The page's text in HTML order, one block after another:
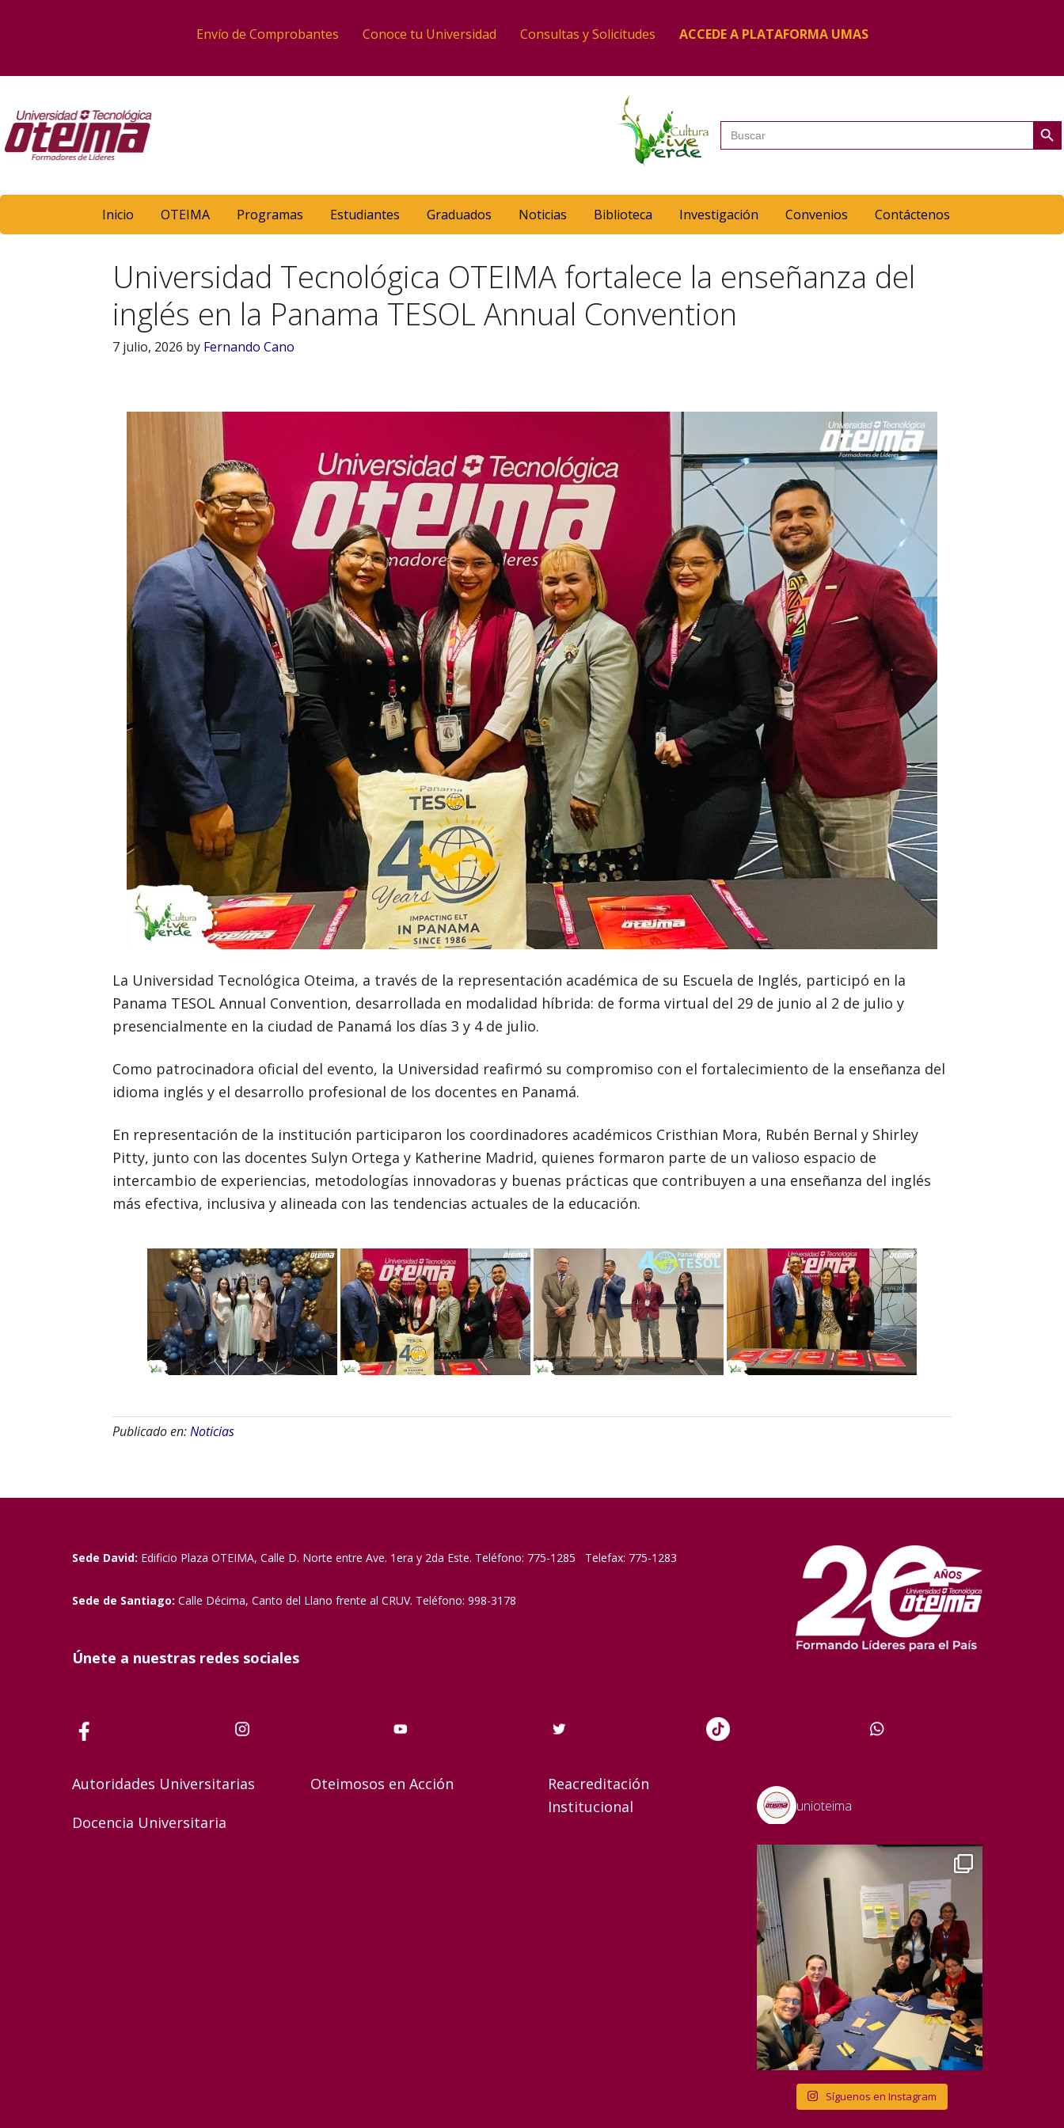
Envío de Comprobantes Conoce tu Universidad Consultas y Solicitudes ACCEDE A PLATAFORMA UMAS
Buscar: Botón de
Inicio OTEIMA Programas Estudiantes Graduados Noticias Biblioteca Investigación Convenios Contáctenos
Universidad Tecnológica OTEIMA fortalece la enseñanza del
inglés en la Panama TESOL Annual Convention
7 julio, 2026 by Fernando Cano
La Universidad Tecnológica Oteima, a través de la representación académica de su Escuela de Inglés, participó en la
Panama TESOL Annual Convention, desarrollada en modalidad híbrida: de forma virtual del 29 de junio al 2 de julio y
presencialmente en la ciudad de Panamá los días 3 y 4 de julio.
Como patrocinadora oficial del evento, la Universidad reafirmó su compromiso con el fortalecimiento de la enseñanza del
idioma inglés y el desarrollo profesional de los docentes en Panamá.
En representación de la institución participaron los coordinadores académicos Cristhian Mora, Rubén Bernal y Shirley
Pitty, junto con las docentes Sulyn Ortega y Katherine Madrid, quienes formaron parte de un valioso espacio de
intercambio de experiencias, metodologías innovadoras y buenas prácticas que contribuyen a una enseñanza del inglés
más efectiva, inclusiva y alineada con las tendencias actuales de la educación.
Publicado en:Noticias
Sede David: Edificio Plaza OTEIMA, Calle D. Norte entre Ave. 1era y 2da Este. Teléfono: 775-1285 Telefax: 775-1283
Sede de Santiago: Calle Décima, Canto del Llano frente al CRUV. Teléfono: 998-3178
Únete a nuestras redes sociales
Autoridades Universitarias
Docencia Universitaria
Oteimosos en Acción
Reacreditación
Institucional
unioteima
Síguenos en Instagram